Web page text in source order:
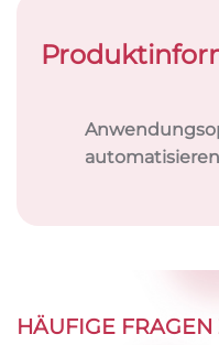
automatisieren
HÄUFIGE